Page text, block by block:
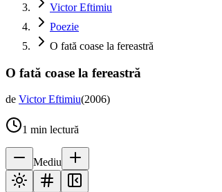
Victor Eftimiu
Poezie
O fată coase la fereastră
O fată coase la fereastră
de Victor Eftimiu(2006)
1 min lectură
Mediu